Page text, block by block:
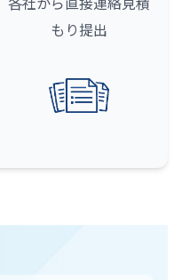
もり提出